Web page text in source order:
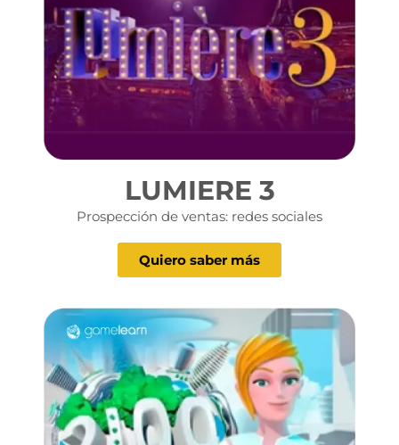
LUMIERE 3
Prospección de ventas: redes sociales
Quiero saber más